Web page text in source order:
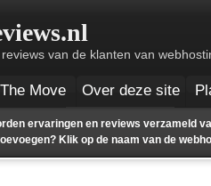
van de klanten van
Move Over deze site
ervaringen en reviews verzameld
Klik op de naam van de